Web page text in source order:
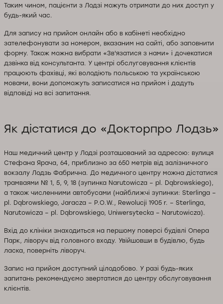
Таким чином, пацієнти з Лодзі можуть отримати до них доступ у
будь-який час.
Для запису на прийом онлайн або в кабінеті необхідно
зателефонувати за номером, вказаним на сайті, або заповнити
форму. Також можна вибрати «Зв'язатися з нами» і дочекатися
дзвінка від консультанта. У центрі обслуговування клієнтів
працюють фахівці, які володіють польською та українською
мовами, вони допоможуть записатися на прийом і дадуть
відповіді на всі запитання.
Як дістатися до «Докторпро Лодзь»
Наш медичний центр у Лодзі розташований за адресою: вулиця
Стефана Ярача, 64, приблизно за 650 метрів від залізничного
вокзалу Лодзь Фабрична. До медичного центру можна дістатися
трамваями № 1, 5, 9, 18 (зупинка Narutowicza – pl. Dąbrowskiego),
а також численними автобусами (найближчі зупинки: Sterlinga –
pl. Dąbrowskiego, Jaracza – P.O.W., Rewolucji 1905 r. – Sterlinga,
Narutowicza – pl. Dąbrowskiego, Uniwersytecka – Narutowicza).
Вхід до клініки знаходиться на першому поверсі будівлі Опера
Парк, ліворуч від головного входу. Увійшовши в будівлю, будь
ласка, поверніть ліворуч.
Запис на прийом доступний цілодобово. У разі будь-яких
запитань рекомендуємо звертатися до центру обслуговування
клієнтів.